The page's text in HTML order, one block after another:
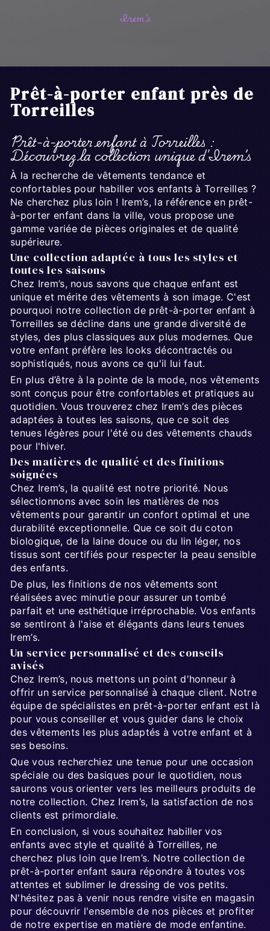
Irem’s
Prêt-à-porter enfant près de
Torreilles
Prêt-à-porter enfant à Torreilles :
Découvrez la collection unique d'Irem’s
À la recherche de vêtements tendance et
confortables pour habiller vos enfants à Torreilles ?
Ne cherchez plus loin ! Irem’s, la référence en prêt-
à-porter enfant dans la ville, vous propose une
gamme variée de pièces originales et de qualité
supérieure.
Une collection adaptée à tous les styles et
toutes les saisons
Chez Irem’s, nous savons que chaque enfant est
unique et mérite des vêtements à son image. C'est
pourquoi notre collection de prêt-à-porter enfant à
Torreilles se décline dans une grande diversité de
styles, des plus classiques aux plus modernes. Que
votre enfant préfère les looks décontractés ou
sophistiqués, nous avons ce qu'il lui faut.
En plus d’être à la pointe de la mode, nos vêtements
sont conçus pour être confortables et pratiques au
quotidien. Vous trouverez chez Irem’s des pièces
adaptées à toutes les saisons, que ce soit des
tenues légères pour l'été ou des vêtements chauds
pour l'hiver.
Des matières de qualité et des finitions
soignées
Chez Irem’s, la qualité est notre priorité. Nous
sélectionnons avec soin les matières de nos
vêtements pour garantir un confort optimal et une
durabilité exceptionnelle. Que ce soit du coton
biologique, de la laine douce ou du lin léger, nos
tissus sont certifiés pour respecter la peau sensible
des enfants.
De plus, les finitions de nos vêtements sont
réalisées avec minutie pour assurer un tombé
parfait et une esthétique irréprochable. Vos enfants
se sentiront à l'aise et élégants dans leurs tenues
Irem’s.
Un service personnalisé et des conseils
avisés
Chez Irem’s, nous mettons un point d'honneur à
offrir un service personnalisé à chaque client. Notre
équipe de spécialistes en prêt-à-porter enfant est là
pour vous conseiller et vous guider dans le choix
des vêtements les plus adaptés à votre enfant et à
ses besoins.
Que vous recherchiez une tenue pour une occasion
spéciale ou des basiques pour le quotidien, nous
saurons vous orienter vers les meilleurs produits de
notre collection. Chez Irem’s, la satisfaction de nos
clients est primordiale.
En conclusion, si vous souhaitez habiller vos
enfants avec style et qualité à Torreilles, ne
cherchez plus loin que Irem’s. Notre collection de
prêt-à-porter enfant saura répondre à toutes vos
attentes et sublimer le dressing de vos petits.
N'hésitez pas à venir nous rendre visite en magasin
pour découvrir l'ensemble de nos pièces et profiter
de notre expertise en matière de mode enfantine.